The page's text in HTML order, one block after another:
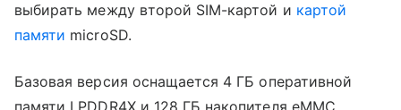
выбирать между второй SIM-картой и картой
памяти microSD.
Базовая версия оснащается 4 ГБ оперативной